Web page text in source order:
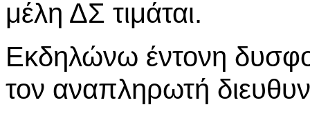
μέλη ΔΣ τιμάται.
Εκδηλώνω έντονη
τον αναπληρωτή